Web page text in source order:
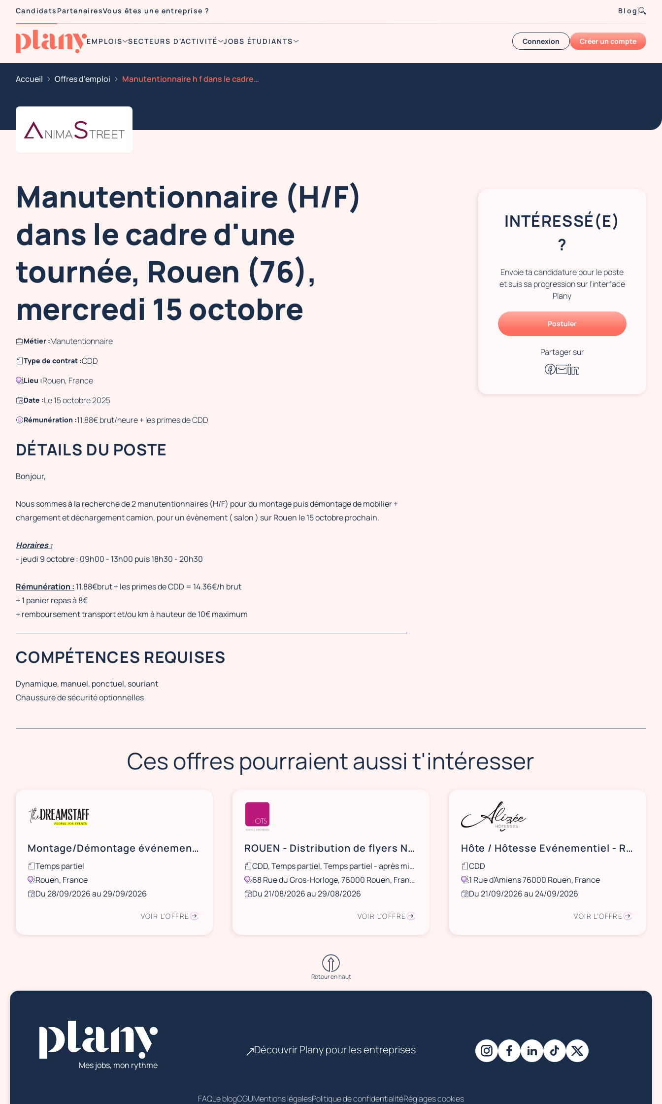
Candidats PartenairesVous êtes une entreprise ? Blog
EMPLOIS SECTEURS D'ACTIVITÉ JOBS ÉTUDIANTS Connexion Créer un compte
Accueil Offres d'emploi Manutentionnaire h f dans le cadre d une tournee rouen
Manutentionnaire (H/F)
dans le cadre d'une
tournée, Rouen (76),
mercredi 15 octobre
Métier :Manutentionnaire
Type de contrat :CDD
Lieu :Rouen, France
Date :Le 15 octobre 2025
Rémunération :11.88€ brut/heure + les primes de CDD
DÉTAILS DU POSTE
Bonjour,
Nous sommes à la recherche de 2 manutentionnaires (H/F) pour du montage puis démontage de mobilier +
chargement et déchargement camion, pour un évènement ( salon ) sur Rouen le 15 octobre prochain.
Horaires :
- jeudi 9 octobre : 09h00 - 13h00 puis 18h30 - 20h30
Rémunération : 11.88€brut + les primes de CDD = 14.36€/h brut
+ 1 panier repas à 8€
+ remboursement transport et/ou km à hauteur de 10€ maximum
COMPÉTENCES REQUISES
Dynamique, manuel, ponctuel, souriant
Chaussure de sécurité optionnelles
INTÉRESSÉ(E)
?
Envoie ta candidature pour le poste
et suis sa progression sur l'interface
Plany
Postuler
Partager sur
Ces offres pourraient aussi t'intéresser
Montage/Démontage événementiel - Rouen
Temps partiel
Rouen, France
Du 28/09/2026 au 29/09/2026
VOIR L'OFFRE
ROUEN - Distribution de flyers NOCIBÉ - 21 et 22 août / 28 et 29 août
CDD, Temps partiel, Temps partiel - après midi, Ponctuel
68 Rue du Gros-Horloge, 76000 Rouen, France
Du 21/08/2026 au 29/08/2026
VOIR L'OFFRE
Hôte / Hôtesse Evénementiel - Rouen
CDD
1 Rue d'Amiens 76000 Rouen, France
Du 21/09/2026 au 24/09/2026
VOIR L'OFFRE
Retour en haut
Mes jobs, mon rythme
Découvrir Plany pour les entreprises
FAQLe blogCGUMentions légalesPolitique de confidentialitéRéglages cookies